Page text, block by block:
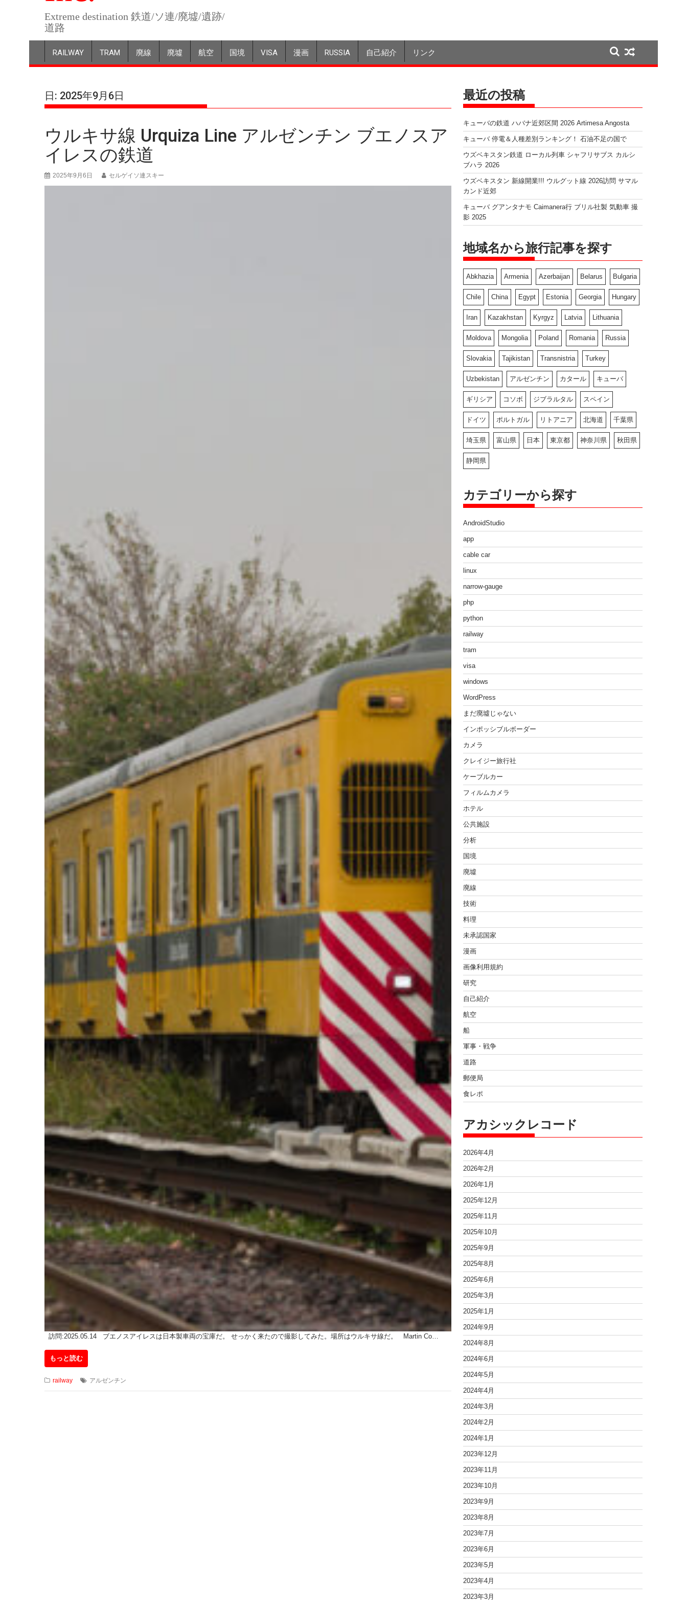
Extreme destination 鉄道/ソ連/廃墟/遺跡/
道路
RAILWAY TRAM 廃線 廃墟 航空 国境 VISA 漫画 RUSSIA 自己紹介 リンク
日: 2025年9月6日
ウルキサ線 Urquiza Line アルゼンチン ブエノスア
イレスの鉄道
2025年9月6日 セルゲイソ連スキー
訪問:2025.05.14 ブエノスアイレスは日本製車両の宝庫だ。 せっかく来たので撮影してみた。場所はウルキサ線だ。 Martin Co…
もっと読む
railway アルゼンチン
最近の投稿
キューバの鉄道 ハバナ近郊区間 2026 Artimesa Angosta
キューバ 停電＆人種差別ランキング！ 石油不足の国で
ウズベキスタン鉄道 ローカル列車 シャフリサブス カルシ
ブハラ 2026
ウズベキスタン 新線開業!!! ウルグット線 2026訪問 サマル
カンド近郊
キューバ グアンタナモ Caimanera行 ブリル社製 気動車 撮
影 2025
地域名から旅行記事を探す
Abkhazia Armenia Azerbaijan Belarus Bulgaria
Chile China Egypt Estonia Georgia Hungary
Iran Kazakhstan Kyrgyz Latvia Lithuania
Moldova Mongolia Poland Romania Russia
Slovakia Tajikistan Transnistria Turkey
Uzbekistan アルゼンチン カタール キューバ
ギリシア コソボ ジブラルタル スペイン
ドイツ ポルトガル リトアニア 北海道 千葉県
埼玉県 富山県 日本 東京都 神奈川県 秋田県
静岡県
カテゴリーから探す
AndroidStudio
app
cable car
linux
narrow-gauge
php
python
railway
tram
visa
windows
WordPress
まだ廃墟じゃない
インポッシブルボーダー
カメラ
クレイジー旅行社
ケーブルカー
フィルムカメラ
ホテル
公共施設
分析
国境
廃墟
廃線
技術
料理
未承認国家
漫画
画像利用規約
研究
自己紹介
航空
船
軍事・戦争
道路
郵便局
食レポ
アカシックレコード
2026年4月
2026年2月
2026年1月
2025年12月
2025年11月
2025年10月
2025年9月
2025年8月
2025年6月
2025年3月
2025年1月
2024年9月
2024年8月
2024年6月
2024年5月
2024年4月
2024年3月
2024年2月
2024年1月
2023年12月
2023年11月
2023年10月
2023年9月
2023年8月
2023年7月
2023年6月
2023年5月
2023年4月
2023年3月